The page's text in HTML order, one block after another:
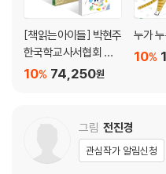
[책읽는아이들] 박현주
한국학교사서협회 교
육국장 추천 초등 1~2
74,250원
10%
누가
10%
그림 전진경
관심작가 알림신청